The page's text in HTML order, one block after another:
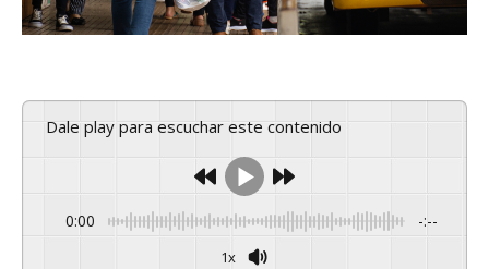
Dale play para escuchar este contenido
0:00 -:--
1x